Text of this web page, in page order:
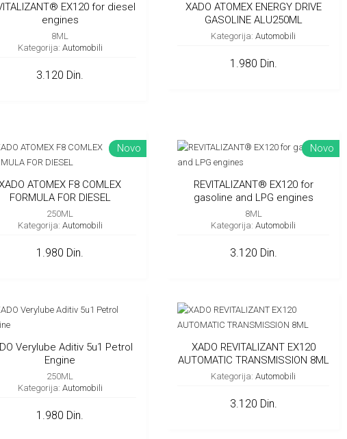
EX120 for diesel
engines
8ML
Kategorija: Automobili
3.120 Din.
XADO ATOMEX ENERGY DRIVE
GASOLINE ALU250ML
Kategorija:Automobili
1.980 Din.
Novo
ATOMEX F8 COMLEX
FORMULA FOR DIESEL
250ML
Kategorija: Automobili
1.980 Din.
Novo
REVITALIZANT® EX120 for
gasoline and LPG engines
8ML
Kategorija:Automobili
3.120 Din.
Verylube Aditiv 5u1 Petrol
Engine
250ML
Kategorija: Automobili
1.980 Din.
XADO REVITALIZANT EX120
AUTOMATIC TRANSMISSION 8ML
Kategorija:Automobili
3.120 Din.